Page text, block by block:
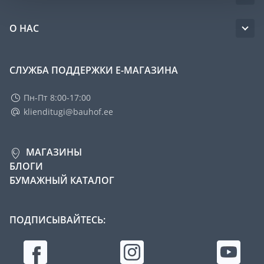
О НАС
СЛУЖБА ПОДДЕРЖКИ Е-МАГАЗИНА
Пн-Пт 8:00-17:00
klienditugi@bauhof.ee
МАГАЗИНЫ
БЛОГИ
БУМАЖНЫЙ КАТАЛОГ
ПОДПИСЫВАЙТЕСЬ: